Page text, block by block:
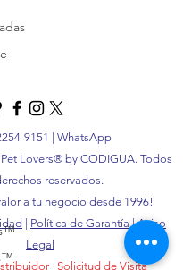
9151
WhatsApp
Lovers® by CODIGUA. Todos
reservados.
a tu negocio desde 1996!
Política de Garantía|Aviso
Legal
· Solicitud de Visita